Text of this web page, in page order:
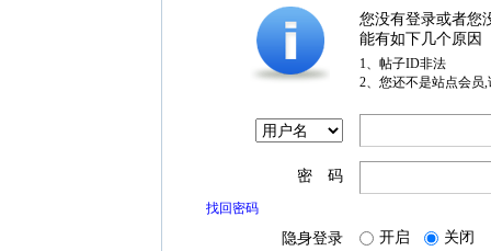
您没有登录或者您
能有如下几个原因
1、帖子ID非法
2、您还不是站点会员
密 码
找回密码
隐身登录 开启 关闭